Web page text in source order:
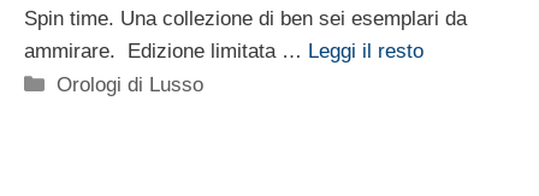
Spin time. Una collezione di ben sei esemplari da
ammirare. Edizione limitata … Leggi il resto
Categorie
Orologi di Lusso